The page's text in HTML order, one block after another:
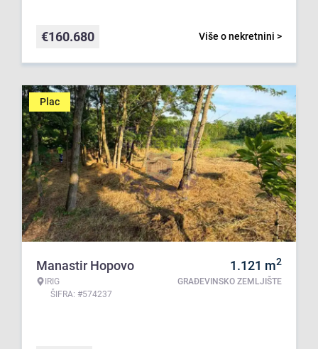
Više o nekretnini >
€160.680
Plac
Manastir Hopovo
IRIG
ŠIFRA: #574237
1.121 m2
GRAĐEVINSKO ZEMLJIŠTE